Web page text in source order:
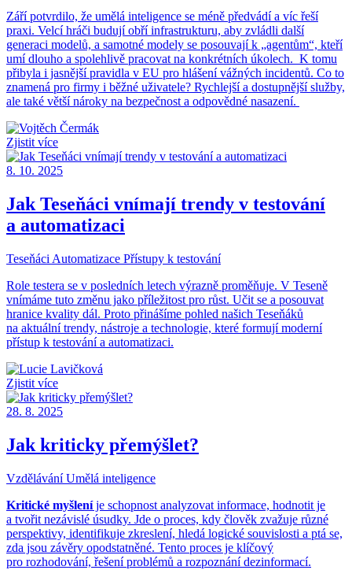
Září potvrdilo, že umělá inteligence se méně předvádí a víc řeší
praxi. Velcí hráči budují obří infrastrukturu, aby zvládli další
generaci modelů, a samotné modely se posouvají k „agentům“, kteří
umí dlouho a spolehlivě pracovat na konkrétních úkolech. K tomu
přibyla i jasnější pravidla v EU pro hlášení vážných incidentů. Co to
znamená pro firmy i běžné uživatele? Rychlejší a dostupnější služby,
ale také větší nároky na bezpečnost a odpovědné nasazení.
Zjistit více
8. 10. 2025
Jak Teseňáci vnímají trendy v testování
a automatizaci
Teseňáci Automatizace Přístupy k testování
Role testera se v posledních letech výrazně proměňuje. V Teseně
vnímáme tuto změnu jako příležitost pro růst. Učit se a posouvat
hranice kvality dál. Proto přinášíme pohled našich Teseňáků
na aktuální trendy, nástroje a technologie, které formují moderní
přístup k testování a automatizaci.
Zjistit více
28. 8. 2025
Jak kriticky přemýšlet?
Vzdělávání Umělá inteligence
Kritické myšleníje schopnost analyzovat informace, hodnotit je
a tvořit nezávislé úsudky. Jde o proces, kdy člověk zvažuje různé
perspektivy, identifikuje zkreslení, hledá logické souvislosti a ptá se,
zda jsou závěry opodstatněné. Tento proces je klíčový
pro rozhodování, řešení problémů a rozpoznání dezinformací.